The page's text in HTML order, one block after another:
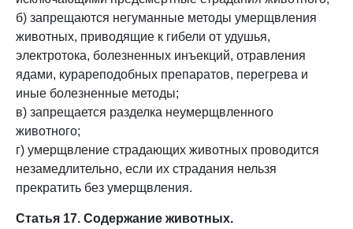
б) запрещаются негуманные методы умерщвления
животных, приводящие к гибели от удушья,
электротока, болезненных инъекций, отравления
ядами, курареподобных препаратов, перегрева и
иные болезненные методы;
в) запрещается разделка неумерщвленного
животного;
г) умерщвление страдающих животных проводится
незамедлительно, если их страдания нельзя
прекратить без умерщвления.
Статья 17. Содержание животных.